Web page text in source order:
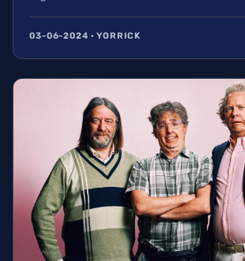
het einde, hoewel de conclusie
03-06-2024 · YORRICK